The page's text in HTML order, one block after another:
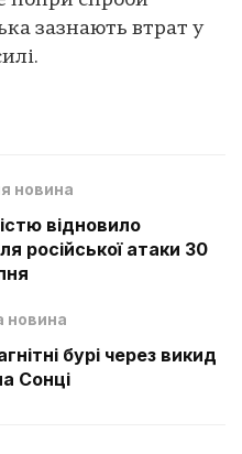
зазнають втрат у
новина
відновило
російської атаки 30
новина
бурі через викид
Сонці